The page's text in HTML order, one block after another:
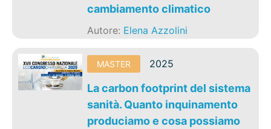
cambiamento climatico
Autore: Elena Azzolini
MASTER 2025
La carbon footprint del sistema
sanità. Quanto inquinamento
produciamo e cosa possiamo